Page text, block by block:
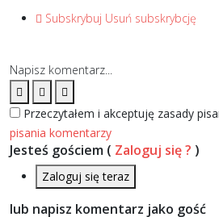
Subskrybuj Usuń subskrybcję
Napisz komentarz...
Przeczytałem i akceptuję zasady
pisania komentarzy
Jesteś gościem ( Zaloguj się ? )
Zaloguj się teraz
lub napisz komentarz jako gość